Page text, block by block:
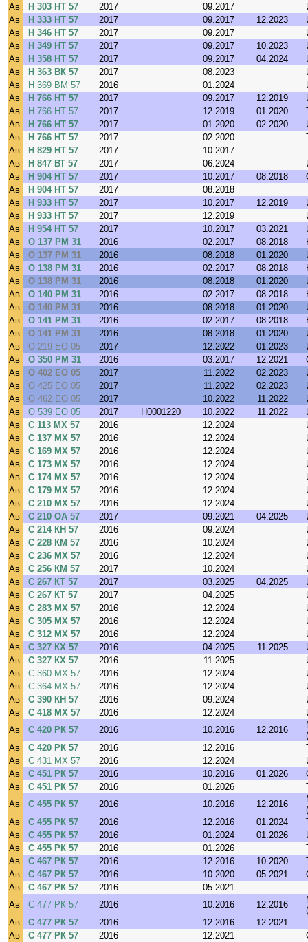
Ав
Н 303 НТ 57 2017 09.2017
Ав
Н 333 НТ 57 2017 09.2017 12.2023
Ав
Н 346 НТ 57 2017 09.2017
Ав
Н 349 НТ 57 2017 09.2017 10.2023
Ав
Н 358 НТ 57 2017 09.2017 04.2024
Ав
Н 363 ВК 57 2017 08.2023
Ав
Н 369 ВМ 57 2016 01.2024
Ав
Н 766 НТ 57 2017 09.2017 12.2019
Ав
Н 766 НТ 57 2017 12.2019 01.2020
Ав
Н 766 НТ 57 2017 01.2020 02.2020
Ав
Н 766 НТ 57 2017 02.2020
Ав
Н 829 НТ 57 2017 10.2017
Ав
Н 847 ВТ 57 2017 06.2024
Ав
Н 904 НТ 57 2017 10.2017 08.2018
Ав
Н 904 НТ 57 2017 08.2018
Ав
Н 933 НТ 57 2017 10.2017 12.2019
Ав
Н 933 НТ 57 2017 12.2019
Ав
Н 954 НТ 57 2017 10.2017 03.2021
Ав
О 137 РМ 31 2016 02.2017 08.2018
Ав
О 137 РМ 31 2016 08.2018 01.2020
Ав
О 138 РМ 31 2016 02.2017 08.2018
Ав
О 138 РМ 31 2016 08.2018 01.2020
Ав
О 140 РМ 31 2016 02.2017 08.2018
Ав
О 140 РМ 31 2016 08.2018 01.2020
Ав
О 141 РМ 31 2016 02.2017 08.2018
Ав
О 141 РМ 31 2016 08.2018 01.2020
Ав
О 219 ЕО 05 2017 12.2022 01.2023
Ав
О 350 РМ 31 2016 03.2017 12.2021
Ав
О 402 ЕО 05 2017 11.2022 02.2023
Ав
О 425 ЕО 05 2017 11.2022 02.2023
Ав
О 462 ЕО 05 2017 10.2022 11.2022
Ав
О 539 ЕО 05 2017 H0001220 10.2022 11.2022
Ав
С 113 МХ 57 2016 12.2024
Ав
С 137 МХ 57 2016 12.2024
Ав
С 169 МХ 57 2016 12.2024
Ав
С 173 МХ 57 2016 12.2024
Ав
С 174 МХ 57 2016 12.2024
Ав
С 179 МХ 57 2016 12.2024
Ав
С 210 МХ 57 2016 12.2024
Ав
С 210 ОА 57 2017 09.2021 04.2025
Ав
С 214 КН 57 2016 09.2024
Ав
С 228 КМ 57 2016 10.2024
Ав
С 236 МХ 57 2016 12.2024
Ав
С 256 КМ 57 2017 10.2024
Ав
С 267 КТ 57 2017 03.2025 04.2025
Ав
С 267 КТ 57 2017 04.2025
Ав
С 283 МХ 57 2016 12.2024
Ав
С 305 МХ 57 2016 12.2024
Ав
С 312 МХ 57 2016 12.2024
Ав
С 327 КХ 57 2016 04.2025 11.2025
Ав
С 327 КХ 57 2016 11.2025
Ав
С 360 МХ 57 2016 12.2024
Ав
С 364 МХ 57 2016 12.2024
Ав
С 390 КН 57 2016 09.2024
Ав
С 418 МХ 57 2016 12.2024
Ав
С 420 РК 57 2016 10.2016 12.2016
Ав
С 420 РК 57 2016 12.2016
Ав
С 431 МХ 57 2016 12.2024
Ав
С 451 РК 57 2016 10.2016 01.2026
Ав
С 451 РК 57 2016 01.2026
Ав
С 455 РК 57 2016 10.2016 12.2016
Ав
С 455 РК 57 2016 12.2016 01.2024
Ав
С 455 РК 57 2016 01.2024 01.2026
Ав
С 455 РК 57 2016 01.2026
Ав
С 467 РК 57 2016 12.2016 10.2020
Ав
С 467 РК 57 2016 10.2020 05.2021
Ав
С 467 РК 57 2016 05.2021
Ав
С 477 РК 57 2016 10.2016 12.2016
Ав
С 477 РК 57 2016 12.2016 12.2021
Ав
С 477 РК 57 2016 12.2021